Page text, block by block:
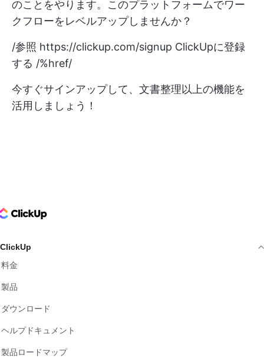
のことをやります。このプラットフォームでワー
クフローをレベルアップしませんか？
/参照 https://clickup.com/signup ClickUpに登録
する /%href/
今すぐサインアップして、文書整理以上の機能を
活用しましょう！
Logo
ClickUp
料金
製品
ダウンロード
ヘルプドキュメント
製品ロードマップ